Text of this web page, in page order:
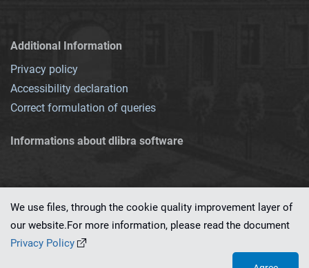
Additional Information
Privacy policy
Accessibility declaration
Correct formulation of queries
Informations about dlibra software
This service runs on
We use files, through the cookie quality improvement layer of
our website.For more information, please read the document
Privacy Policy